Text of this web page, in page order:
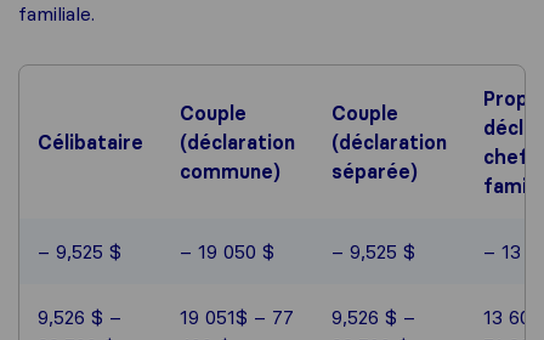
familiale.
Célibataire
Couple
(déclaration
commune)
Couple
(déclaration
séparée)
chef
– 9,525 $ – 19 050 $ – 9,525 $ – 13
9,526 $ –
19 051$ – 77
9,526 $ –
13